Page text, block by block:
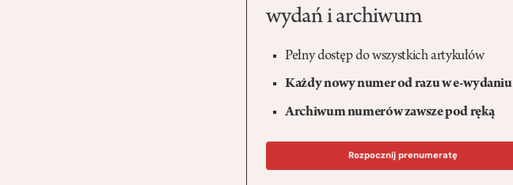
wydań i archiwum
Pełny dostęp do wszystkich artykułów
Każdy nowy numer od razu w e-wydaniu
Archiwum numerów zawsze pod ręką
Rozpocznij prenumeratę